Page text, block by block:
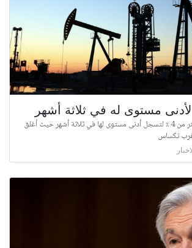
لأدنى مستوى له في ثلاثة أشهر
تراجعت أسعار النفط بأكثر من 4 ٪ لتسجل أدنى مستوى لها في ثلاثة أشهر حيث أغلق
تكساس